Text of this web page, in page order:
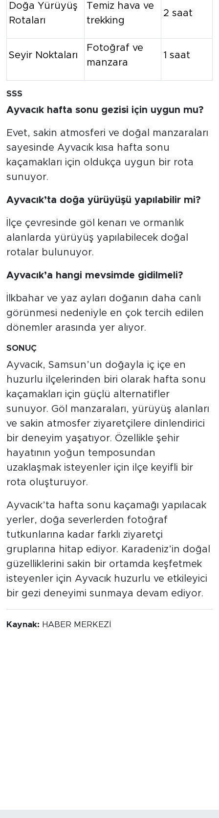
Doğa Yürüyüş
Rotaları
Temiz hava ve
trekking
2 saat
Seyir Noktaları
Fotoğraf ve
manzara
1 saat
SSS
Ayvacık hafta sonu gezisi için uygun mu?
Evet, sakin atmosferi ve doğal manzaraları
sayesinde Ayvacık kısa hafta sonu
kaçamakları için oldukça uygun bir rota
sunuyor.
Ayvacık’ta doğa yürüyüşü yapılabilir mi?
İlçe çevresinde göl kenarı ve ormanlık
alanlarda yürüyüş yapılabilecek doğal
rotalar bulunuyor.
Ayvacık’a hangi mevsimde gidilmeli?
İlkbahar ve yaz ayları doğanın daha canlı
görünmesi nedeniyle en çok tercih edilen
dönemler arasında yer alıyor.
SONUÇ
Ayvacık, Samsun’un doğayla iç içe en
huzurlu ilçelerinden biri olarak hafta sonu
kaçamakları için güçlü alternatifler
sunuyor. Göl manzaraları, yürüyüş alanları
ve sakin atmosfer ziyaretçilere dinlendirici
bir deneyim yaşatıyor. Özellikle şehir
hayatının yoğun temposundan
uzaklaşmak isteyenler için ilçe keyifli bir
rota oluşturuyor.
Ayvacık’ta hafta sonu kaçamağı yapılacak
yerler, doğa severlerden fotoğraf
tutkunlarına kadar farklı ziyaretçi
gruplarına hitap ediyor. Karadeniz’in doğal
güzelliklerini sakin bir ortamda keşfetmek
isteyenler için Ayvacık huzurlu ve etkileyici
bir gezi deneyimi sunmaya devam ediyor.
Kaynak: HABER MERKEZİ